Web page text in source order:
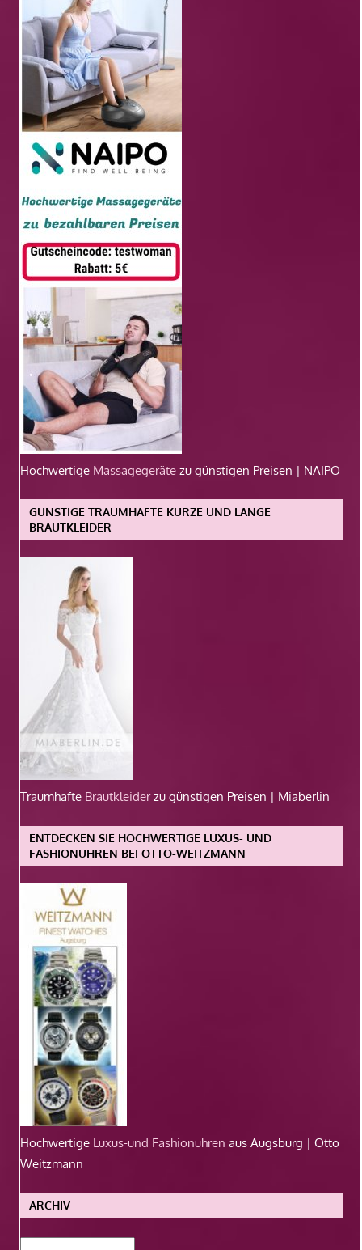
Hochwertige Massagegeräte zu günstigen Preisen | NAIPO
GÜNSTIGE TRAUMHAFTE KURZE UND LANGE
BRAUTKLEIDER
Traumhafte Brautkleiderzu günstigen Preisen | Miaberlin
ENTDECKEN SIE HOCHWERTIGE LUXUS- UND
FASHIONUHREN BEI OTTO-WEITZMANN
Hochwertige Luxus-und Fashionuhren aus Augsburg | Otto
Weitzmann
ARCHIV